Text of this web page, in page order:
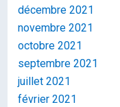
décembre 2021
novembre 2021
octobre 2021
septembre 2021
juillet 2021
février 2021